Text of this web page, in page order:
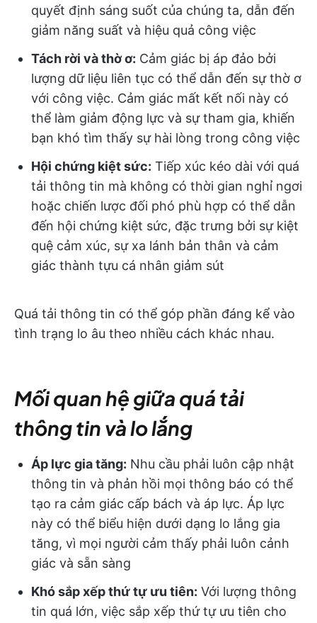
quyết định sáng suốt của chúng ta, dẫn đến
giảm năng suất và hiệu quả công việc
Tách rời và thờ ơ: Cảm giác bị áp đảo bởi
lượng dữ liệu liên tục có thể dẫn đến sự thờ ơ
với công việc. Cảm giác mất kết nối này có
thể làm giảm động lực và sự tham gia, khiến
bạn khó tìm thấy sự hài lòng trong công việc
Hội chứng kiệt sức: Tiếp xúc kéo dài với quá
tải thông tin mà không có thời gian nghỉ ngơi
hoặc chiến lược đối phó phù hợp có thể dẫn
đến hội chứng kiệt sức, đặc trưng bởi sự kiệt
quệ cảm xúc, sự xa lánh bản thân và cảm
giác thành tựu cá nhân giảm sút
Quá tải thông tin có thể góp phần đáng kể vào
tình trạng lo âu theo nhiều cách khác nhau.
Mối quan hệ giữa quá tải
thông tin và lo lắng
Áp lực gia tăng: Nhu cầu phải luôn cập nhật
thông tin và phản hồi mọi thông báo có thể
tạo ra cảm giác cấp bách và áp lực. Áp lực
này có thể biểu hiện dưới dạng lo lắng gia
tăng, vì mọi người cảm thấy phải luôn cảnh
giác và sẵn sàng
Khó sắp xếp thứ tự ưu tiên: Với lượng thông
tin quá lớn, việc sắp xếp thứ tự ưu tiên cho